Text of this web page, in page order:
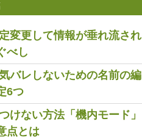
変更して情報が垂れ流され
べし
バレしないための名前の編
6つ
けない方法「機内モード」
点とは